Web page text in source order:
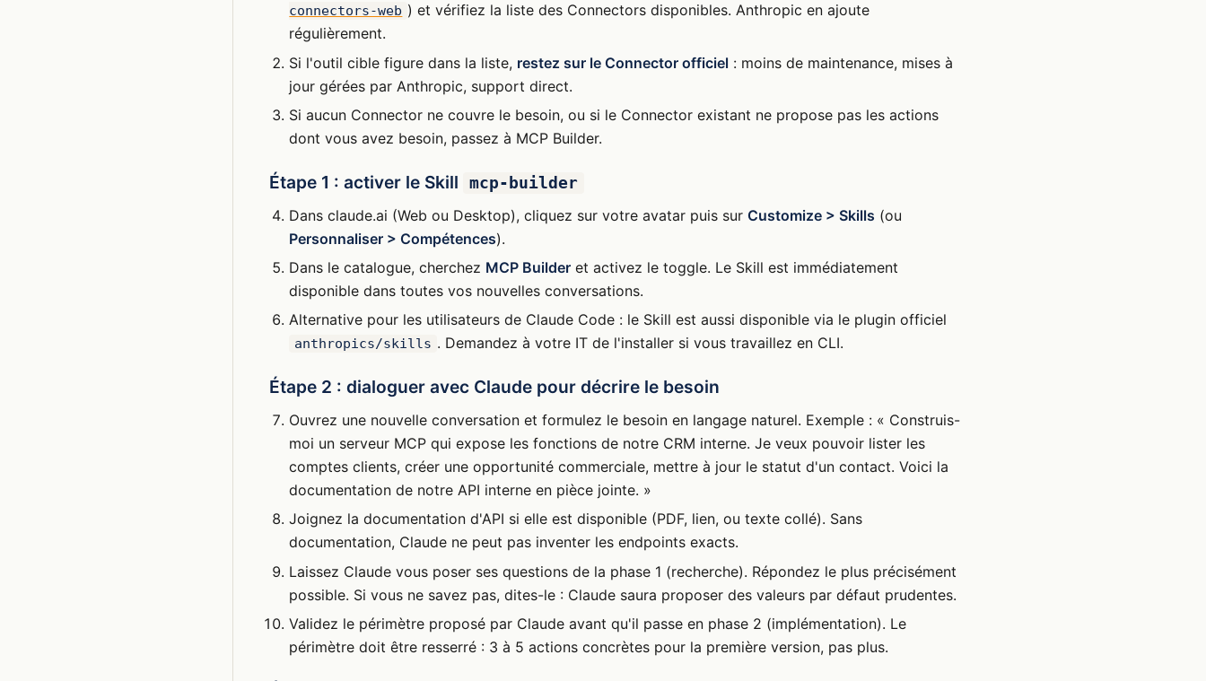
connectors-web ) et vérifiez la liste des Connectors disponibles. Anthropic en ajoute
régulièrement.
Si l'outil cible figure dans la liste, restez sur le Connector officiel : moins de maintenance, mises à
jour gérées par Anthropic, support direct.
Si aucun Connector ne couvre le besoin, ou si le Connector existant ne propose pas les actions
dont vous avez besoin, passez à MCP Builder.
Étape 1 : activer le Skill
mcp-builder
Dans claude.ai (Web ou Desktop), cliquez sur votre avatar puis surCustomize > Skills (ou
Personnaliser > Compétences).
Dans le catalogue, cherchez MCP Builder et activez le toggle. Le Skill est immédiatement
disponible dans toutes vos nouvelles conversations.
Alternative pour les utilisateurs de Claude Code : le Skill est aussi disponible via le plugin officiel
anthropics/skills . Demandez à votre IT de l'installer si vous travaillez en CLI.
Étape 2 : dialoguer avec Claude pour décrire le besoin
Ouvrez une nouvelle conversation et formulez le besoin en langage naturel. Exemple : « Construis-
moi un serveur MCP qui expose les fonctions de notre CRM interne. Je veux pouvoir lister les
comptes clients, créer une opportunité commerciale, mettre à jour le statut d'un contact. Voici la
documentation de notre API interne en pièce jointe. »
Joignez la documentation d'API si elle est disponible (PDF, lien, ou texte collé). Sans
documentation, Claude ne peut pas inventer les endpoints exacts.
Laissez Claude vous poser ses questions de la phase 1 (recherche). Répondez le plus précisément
possible. Si vous ne savez pas, dites-le : Claude saura proposer des valeurs par défaut prudentes.
Validez le périmètre proposé par Claude avant qu'il passe en phase 2 (implémentation). Le
périmètre doit être resserré : 3 à 5 actions concrètes pour la première version, pas plus.